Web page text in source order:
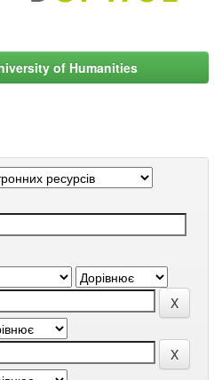
of Humanities